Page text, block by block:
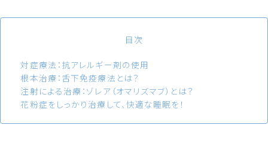
目次
対症療法：抗アレルギー剤の使用
根本治療：舌下免疫療法とは？
注射による治療：ゾレア（オマリズマブ）とは？
花粉症をしっかり治療して、快適な睡眠を！